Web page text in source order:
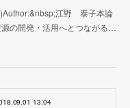
江野 泰子本論
の開発・活用へとつながる…
13:04